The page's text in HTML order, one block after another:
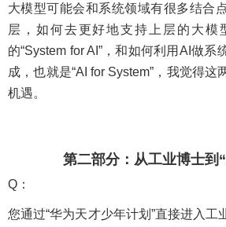
大模型可能会和系统领域有很多结合
层，如何去更好地支持上层的大模
的“System for AI”，和如何利用AI做系
成，也就是“AI for System”，我觉得这
机遇。
第二部分：从工业博士到
Q：
您通过“华为天才少年计划”直接进入工